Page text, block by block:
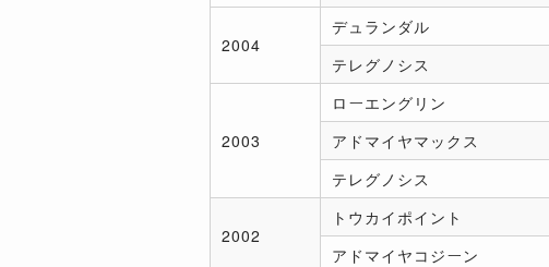
2004
デュランダル
テレグノシス
2003
ローエングリン
アドマイヤマックス
テレグノシス
2002
トウカイポイント
アドマイヤコジーン